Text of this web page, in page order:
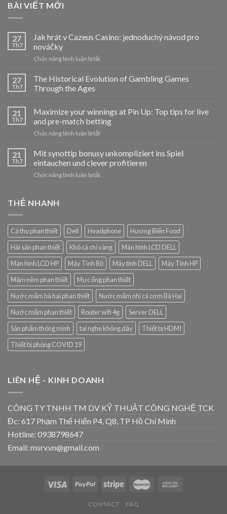
BÀI VIẾT MỚI
27
Th7
Jak hrát v Cazeus Casino: jednoduchý návod pro
nováčky
Chức năng bình luận bị tắtở
hrát
v
jednoduchý
návod
pro
nováčky
27
Th7
The Historical Evolution of Gambling Games
Through the Ages
21
Th7
Maximize your winnings at Pin Up: Top tips for live
and pre-match betting
Chức năng bình luận bị tắtở
winnings
at
Pin
and
pre-
match
betting
21
Th7
Mit synottip bonusy unkompliziert ins Spiel
eintauchen und clever profitieren
Chức năng bình luận bị tắtở
Spiel
eintauchen
und
clever
profitieren
THẺ NHANH
Cá thu phan thiết Dell Headphone
Hương Biển Food
Hải sản phan thiết
Khô cá chỉ vàng
Màn hình LCD DELL
Màn hình LCD HP
Máy Tính Bộ Máy tính DELL
Máy Tính HP
Măm nêm phan thiết
Mực ống phan thiết
Nước mắm bà hai phan thiết
Nước mắm nhỉ cá cơm Bà Hai
Nước mắm phan thiết
Router wifi 4g
Server DELL
Sản phẩm thông minh
tai nghe không dây
Thiết bị HDMI
Thiết bị phòng COVID 19
LIÊN HỆ - KINH DOANH
CÔNG TY TNHH TM DV KỸ THUẬT CÔNG NGHỆ TCK
Đc: 617 Phạm Thế Hiển P4, Q8, TP Hồ Chí Minh
Hotline: 0938798647
Email: msrv.vn@gmail.com
CONTACT FAQ